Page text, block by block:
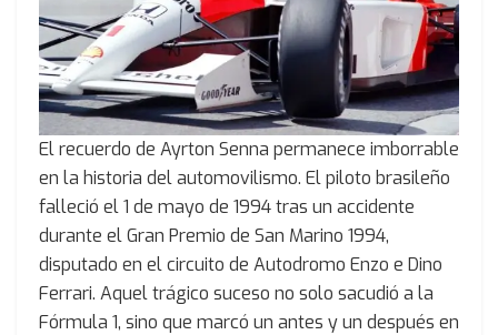
El recuerdo de Ayrton Senna permanece imborrable
en la historia del automovilismo. El piloto brasileño
falleció el 1 de mayo de 1994 tras un accidente
durante el Gran Premio de San Marino 1994,
disputado en el circuito de Autodromo Enzo e Dino
Ferrari. Aquel trágico suceso no solo sacudió a la
Fórmula 1, sino que marcó un antes y un después en